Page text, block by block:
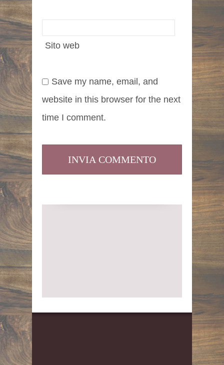
Sito web
Save my name, email, and
website in this browser for the next
time I comment.